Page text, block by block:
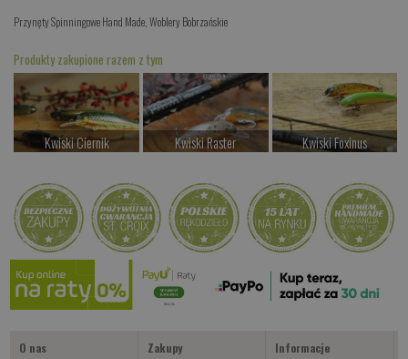
Przynęty Spinningowe Hand Made ,Woblery Bobrzańskie
Produkty zakupione razem z tym
Kwiski Ciernik
Kup teraz >
Kwiski Raster
Kup teraz >
Kwiski Foxinus
Kup teraz >
Kwiski Kasper
od 42.00 PLN
Kup teraz >
O nas Zakupy Informacje